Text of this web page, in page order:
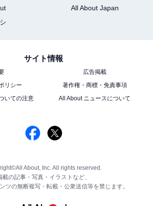
All About Japan
サイト情報
広告掲載
リシー
著作権・商標・免責事項
いての注意
All About ニュースについて
About, Inc. All rights reserved.
載の記事・写真・イラストなど、
ツの無断複写・転載・公衆送信等を禁じます。